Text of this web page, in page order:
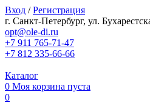
Вход /Регистрация
г. Санкт-Петербург, ул.
opt@ole-di.ru
+7 911 765-71-47
+7 812 335-66-66
Каталог
0 Моя корзина пуста
0